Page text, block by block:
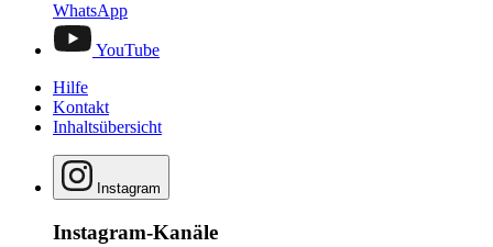
WhatsApp
YouTube
Hilfe
Kontakt
Inhaltsübersicht
Instagram
Instagram-Kanäle